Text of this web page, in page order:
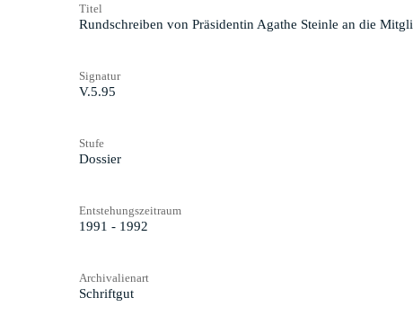
Titel
Rundschreiben von Präsidentin Agathe Steinle an die
Signatur
V.5.95
Stufe
Dossier
Entstehungszeitraum
1991 - 1992
Archivalienart
Schriftgut